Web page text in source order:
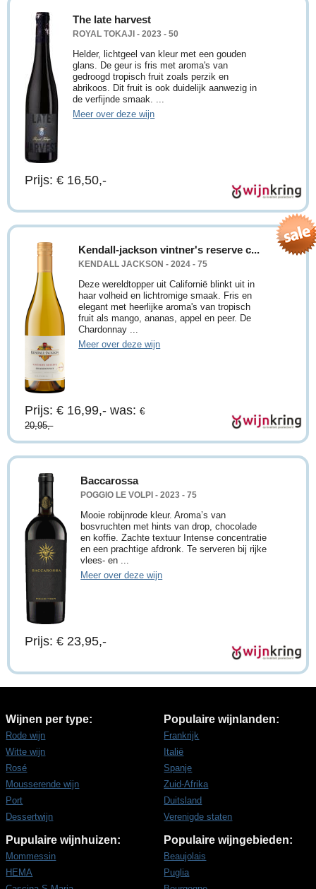
The late harvest
ROYAL TOKAJI - 2023 - 50
Helder, lichtgeel van kleur met een gouden
glans. De geur is fris met aroma's van
gedroogd tropisch fruit zoals perzik en
abrikoos. Dit fruit is ook duidelijk aanwezig in
de verfijnde smaak. ...
Meer over deze wijn
Prijs: € 16,50,-
Kendall-jackson vintner's reserve c...
KENDALL JACKSON - 2024 - 75
Deze wereldtopper uit Californië blinkt uit in
haar volheid en lichtromige smaak. Fris en
elegant met heerlijke aroma's van tropisch
fruit als mango, ananas, appel en peer. De
Chardonnay ...
Meer over deze wijn
Prijs: € 16,99,-was:€
20,95,-
Baccarossa
POGGIO LE VOLPI - 2023 - 75
Mooie robijnrode kleur. Aroma’s van
bosvruchten met hints van drop, chocolade
en koffie. Zachte textuur Intense concentratie
en een prachtige afdronk. Te serveren bij rijke
vlees- en ...
Meer over deze wijn
Prijs: € 23,95,-
Wijnen per type:
Rode wijn
Witte wijn
Rosé
Mousserende wijn
Port
Dessertwijn
Populaire wijnlanden:
Frankrijk
Italië
Spanje
Zuid-Afrika
Duitsland
Verenigde staten
Pupulaire wijnhuizen:
Mommessin
HEMA
Populaire wijngebieden:
Beaujolais
Puglia